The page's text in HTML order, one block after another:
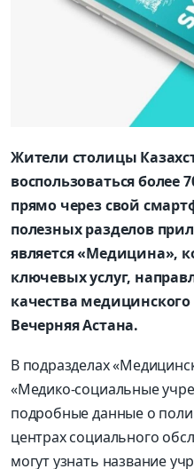
Жители столицы
воспользоваться более
прямо через свой
полезных разделов
является «Медицина»,
ключевых услуг,
качества
Вечерняя Астана.
В подразделах
«Медико-социальные
подробные данные о
центрах социального
могут узнать название